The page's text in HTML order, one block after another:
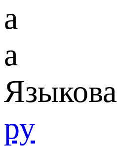
a
a
ру